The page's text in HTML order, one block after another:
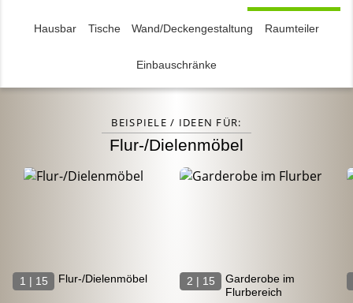
Hausbar Tische Wand/Deckengestaltung Raumteiler
Einbauschränke
BEISPIELE / IDEEN FÜR:
Flur-/Dielenmöbel
1 | 15 Flur-/Dielenmöbel 2 | 15
Garderobe im
Flurbereich